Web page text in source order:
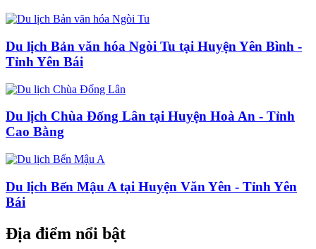
Du lịch Bản văn hóa Ngòi Tu tại Huyện Yên Bình -
Tỉnh Yên Bái
Du lịch Chùa Đống Lân tại Huyện Hoà An - Tỉnh
Cao Bằng
Du lịch Bến Mậu A tại Huyện Văn Yên - Tỉnh Yên
Bái
Địa điểm nổi bật